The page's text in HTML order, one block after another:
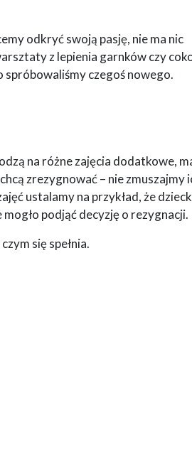
odkryć swoją pasję, nie ma nic
z lepienia garnków czy
spróbowaliśmy czegoś nowego.
na różne zajęcia dodatkowe,
zrezygnować – nie zmuszajmy
ustalamy na przykład, że
podjąć decyzję o rezygnacji.
się spełnia.